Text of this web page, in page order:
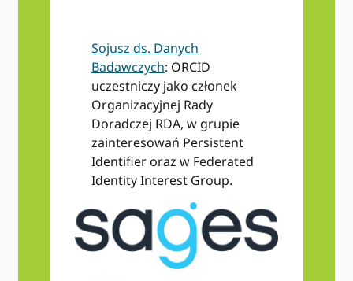
Sojusz ds. Danych
Badawczych: ORCID
uczestniczy jako członek
Organizacyjnej Rady
Doradczej RDA, w grupie
zainteresowań Persistent
Identifier oraz w Federated
Identity Interest Group.